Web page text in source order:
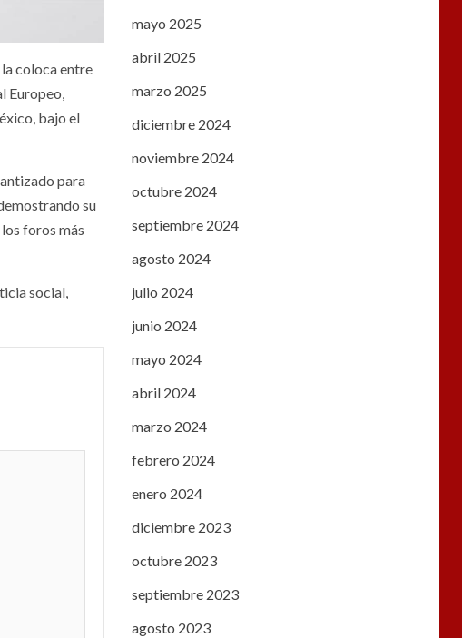
coloca entre
Europeo,
bajo el
para
su
foros más
social,
mayo 2025
abril 2025
marzo 2025
diciembre 2024
noviembre 2024
octubre 2024
septiembre 2024
agosto 2024
julio 2024
junio 2024
mayo 2024
abril 2024
marzo 2024
febrero 2024
enero 2024
diciembre 2023
octubre 2023
septiembre 2023
agosto 2023